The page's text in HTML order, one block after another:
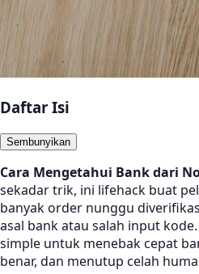
Daftar Isi
Sembunyikan
Cara Mengetahui Bank dari
sekadar trik, ini lifehack buat
banyak order nunggu
asal bank atau salah input
simple untuk menebak cepat
benar, dan menutup celah